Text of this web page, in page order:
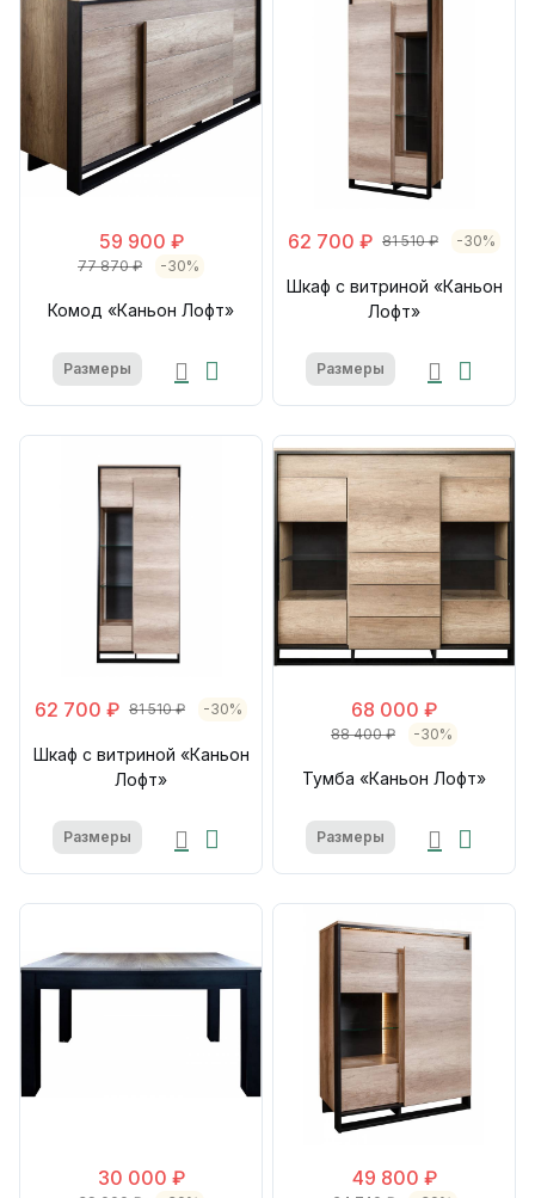
59 900 ₽
77 870 ₽ -30%
Комод «Каньон Лофт»
Размеры
62 700 ₽ 81 510 ₽ -30%
Шкаф с витриной «Каньон
Лофт»
Размеры
62 700 ₽ 81 510 ₽ -30%
Шкаф с витриной «Каньон
Лофт»
Размеры
68 000 ₽
88 400 ₽ -30%
Тумба «Каньон Лофт»
Размеры
30 000 ₽ 49 800 ₽